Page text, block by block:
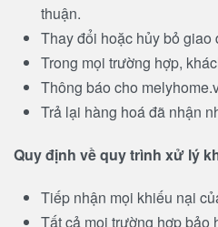
thuận.
Thay đổi hoặc hủy bỏ giao
Trong mọi trường hợp,
Thông báo cho
Trả lại hàng hoá đã nhận
Quy định về quy trình xử lý
Tiếp nhận mọi khiếu nại
Tất cả mọi trường hợp bảo